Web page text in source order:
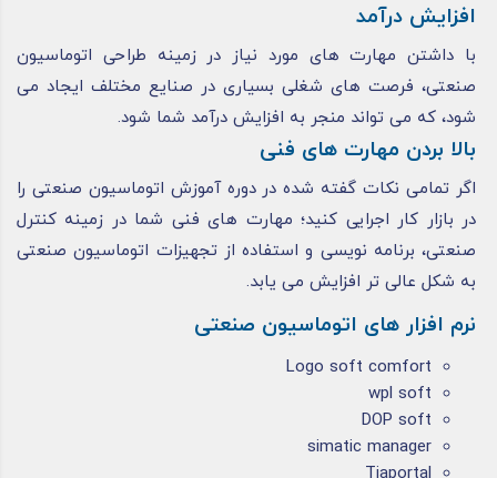
افزایش درآمد
با داشتن مهارت‌ های مورد نیاز در زمینه طراحی اتوماسیون
صنعتی، فرصت ‌های شغلی بسیاری در صنایع مختلف ایجاد می
‌شود، که می ‌تواند منجر به افزایش درآمد شما شود.
بالا بردن مهارت‌ های فنی
اگر تمامی نکات گفته شده در دوره آموزش اتوماسیون صنعتی را
در بازار کار اجرایی کنید؛ مهارت‌ های فنی شما در زمینه کنترل
صنعتی، برنامه‌ نویسی و استفاده از تجهیزات اتوماسیون صنعتی
به شکل عالی تر افزایش می یابد.
نرم افزار های اتوماسیون صنعتی
Logo soft comfort
wpl soft
DOP soft
simatic manager